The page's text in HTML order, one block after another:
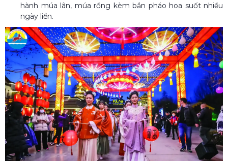
hành múa lân, múa rồng kèm bắn pháo hoa suốt nhiều
ngày liền.